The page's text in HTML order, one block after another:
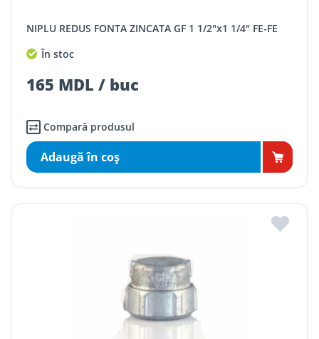
NIPLU REDUS FONTA ZINCATA GF 1 1/2"x1 1/4" FE-FE
În stoc
165 MDL / buc
Compară produsul
Adaugă în coş